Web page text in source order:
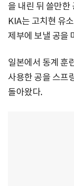
을 내린 뒤 쓸만
KIA는 고치현 유
제부에 보낼 공을
일본에서 동계 훈
사용한 공을 스프
돌아왔다.